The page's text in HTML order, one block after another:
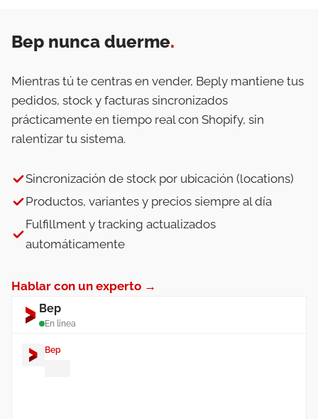
Bep nunca duerme.
Mientras tú te centras en vender, Beply mantiene tus
pedidos, stock y facturas sincronizados
prácticamente en tiempo real con Shopify, sin
ralentizar tu sistema.
Sincronización de stock por ubicación (locations)
Productos, variantes y precios siempre al día
Fulfillment y tracking actualizados
automáticamente
Hablar con un experto →
Bep
En línea
Bep